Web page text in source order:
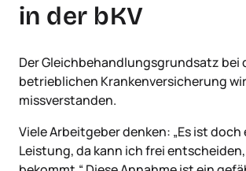
in der bKV
Der Gleichbehandlungsgrundsatz bei
betrieblichen Krankenversicherung
missverstanden.
Viele Arbeitgeber denken: „Es ist
Leistung, da kann ich frei